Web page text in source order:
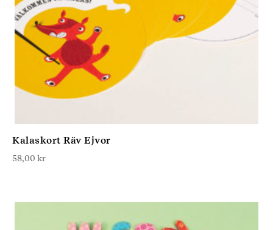
Kalaskort Räv Ejvor
58,00 kr